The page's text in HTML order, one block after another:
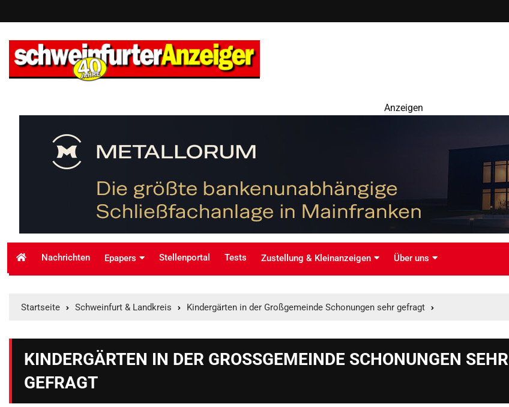
Anzeigen
Nachrichten Epapers Stellenportal Tests Zustellung & Kleinanzeigen Über uns
Startseite Schweinfurt & Landkreis Kindergärten in der Großgemeinde Schonungen sehr gefragt
KINDERGÄRTEN IN DER GROSSGEMEINDE SCHONUNGEN SEHR G
EFRAGT